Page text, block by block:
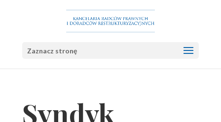
Zaznacz stronę
Syndyk